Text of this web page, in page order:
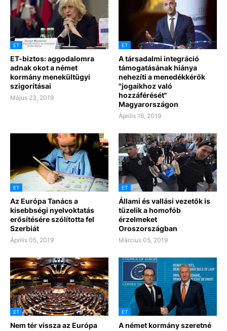
ET
ET-biztos: aggodalomra
adnak okot a német
kormány menekültügyi
szigorításai
Május 23, 2019
ET
A társadalmi integráció
támogatásának hiánya
nehezíti a menedékkérők
"jogaikhoz való
hozzáférését"
Magyarországon
Április 16, 2019
ET
Az Európa Tanács a
kisebbségi nyelvoktatás
erősítésére szólította fel
Szerbiát
Április 05, 2019
ET
Állami és vallási vezetők is
tüzelik a homofób
érzelmeket
Oroszországban
Március 05, 2019
ET
Nem tér vissza az Európa
ET
A német kormány szeretné